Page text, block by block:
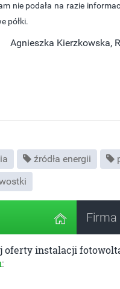
nie podała na razie
półki.
Agnieszka Kierzkowska,
źródła energii
Firma
oferty instalacji
: